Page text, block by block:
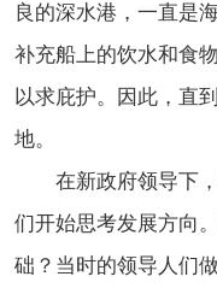
良的深水港，一直是
补充船上的饮水和食
以求庇护。因此，直
地。
在新政府领导下
们开始思考发展方向
础？当时的领导人们